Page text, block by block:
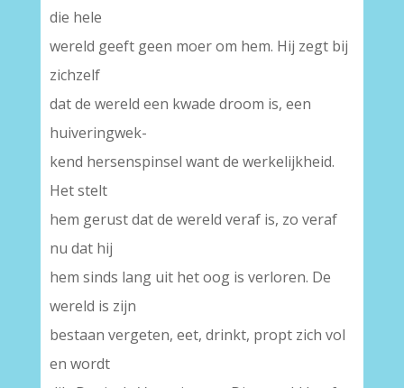
die hele
wereld geeft geen moer om hem. Hij zegt bij
zichzelf
dat de wereld een kwade droom is, een
huiveringwek-
kend hersenspinsel want de werkelijkheid.
Het stelt
hem gerust dat de wereld veraf is, zo veraf
nu dat hij
hem sinds lang uit het oog is verloren. De
wereld is zijn
bestaan vergeten, eet, drinkt, propt zich vol
en wordt